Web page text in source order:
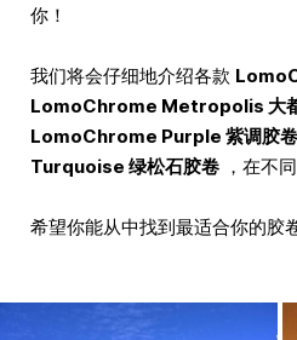
你！
我们将会仔细地介绍各款
LomoChrome Metropolis 大
LomoChrome Purple 紫调胶卷
Turquoise 绿松石胶卷 ，在不
希望你能从中找到最适合你的胶